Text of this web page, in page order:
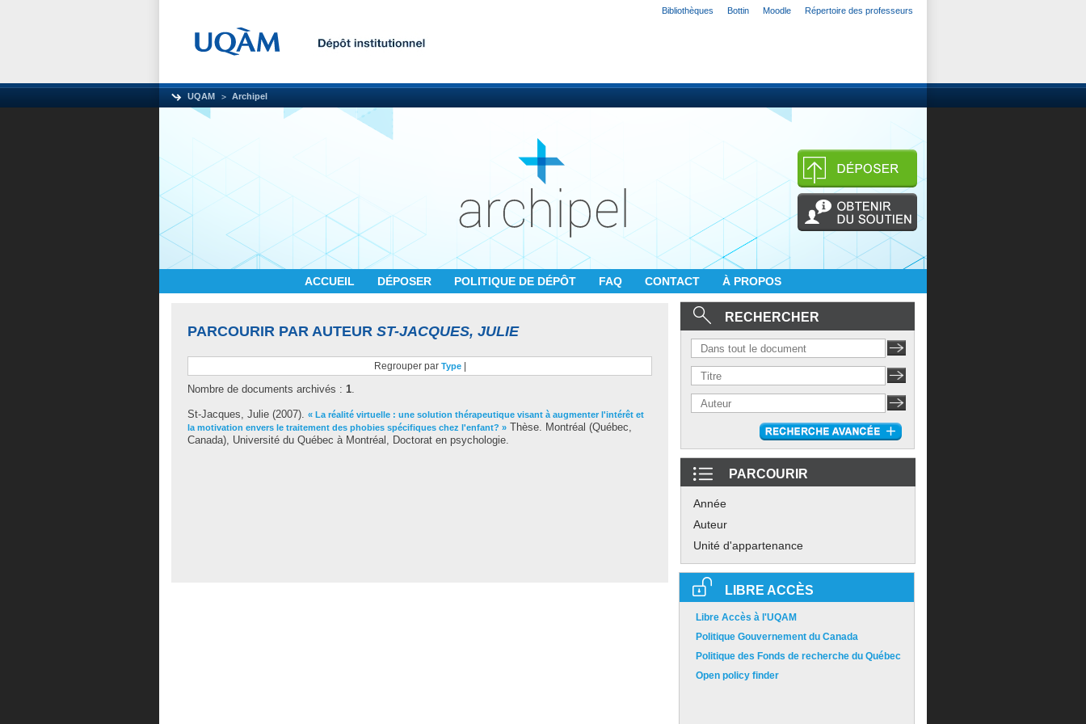
Bibliothèques Bottin Moodle Répertoire des professeurs
UQAM Archipel
ACCUEIL DÉPOSER POLITIQUE DE DÉPÔT FAQ CONTACT À PROPOS
PARCOURIR PAR AUTEUR ST-JACQUES, JULIE
Regrouper par Type
Nombre de documents archivés : 1.
St-Jacques, Julie (2007). « La réalité virtuelle : une solution thérapeutique visant à augmenter l'intérêt et
la motivation envers le traitement des phobies spécifiques chez l'enfant? » Thèse. Montréal (Québec,
Canada), Université du Québec à Montréal, Doctorat en psychologie.
RECHERCHER
PARCOURIR
Année
Auteur
Unité d'appartenance
LIBRE ACCÈS
Libre Accès à l'UQAM
Politique Gouvernement du Canada
Politique des Fonds de recherche du Québec
Open policy finder